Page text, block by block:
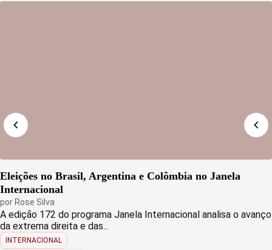
Eleições no Brasil, Argentina e Colômbia no Janela
Internacional
por Rose Silva
A edição 172 do programa Janela Internacional analisa o avanço
da extrema direita e das...
INTERNACIONAL